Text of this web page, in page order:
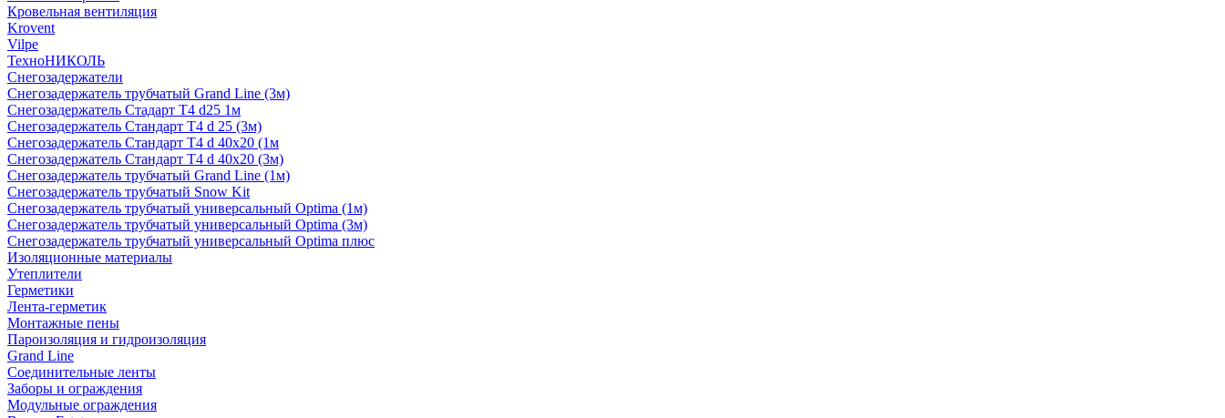
Кровельная вентиляция
Krovent
Vilpe
ТехноНИКОЛЬ
Снегозадержатели
Снегозадержатель трубчатый Grand Line (3м)
Снегозадержатель Стадарт Т4 d25 1м
Снегозадержатель Стандарт Т4 d 25 (3м)
Снегозадержатель Стандарт Т4 d 40х20 (1м
Снегозадержатель Стандарт Т4 d 40х20 (3м)
Снегозадержатель трубчатый Grand Line (1м)
Снегозадержатель трубчатый Snow Kit
Снегозадержатель трубчатый универсальный Optima (1м)
Снегозадержатель трубчатый универсальный Optima (3м)
Снегозадержатель трубчатый универсальный Optima плюс
Изоляционные материалы
Утеплители
Герметики
Лента-герметик
Монтажные пены
Пароизоляция и гидроизоляция
Grand Line
Соединительные ленты
Заборы и ограждения
Модульные ограждения